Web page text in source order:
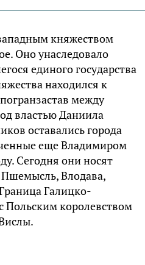
княжеством
Оно унаследовало
единого государства
находился к
между
властью Даниила
оставались города
еще Владимиром
Сегодня они носят
Влодава,
Галицко-
Польским королевством